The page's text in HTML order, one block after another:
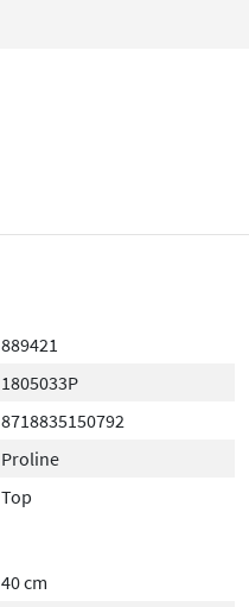
889421
1805033P
8718835150792
Proline
Top
40 cm